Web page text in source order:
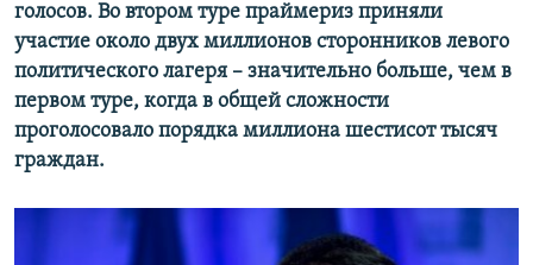
голосов. Во втором туре праймериз приняли
участие около двух миллионов сторонников левого
политического лагеря – значительно больше, чем в
первом туре, когда в общей сложности
проголосовало порядка миллиона шестисот тысяч
граждан.